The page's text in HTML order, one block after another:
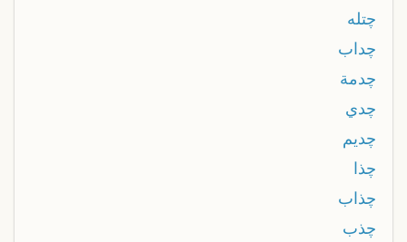
چتله
چداب
چدمة
چدي
چديم
چذا
چذاب
چذب